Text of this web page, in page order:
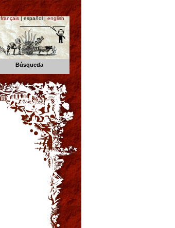
français| español |english
Búsqueda